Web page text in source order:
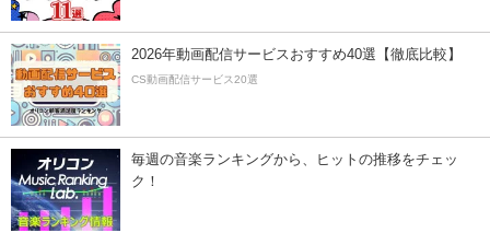
2026年動画配信サービスおすすめ40選【徹底比較】
CS動画配信サービス20選
毎週の音楽ランキングから、ヒットの推移をチェッ
ク！